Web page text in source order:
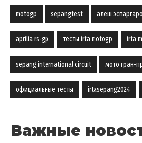
motogp sepangtest алеш эспаргаро
aprilia rs-gp тесты irta motogp irta
sepang international circuit мото гран-
официальные тесты irtasepang2024
Важные